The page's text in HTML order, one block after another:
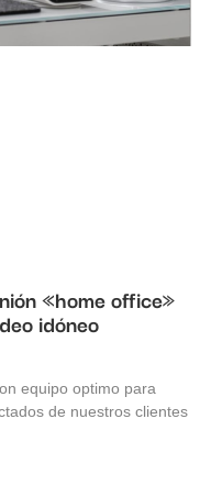
«home office»
idóneo
equipo optimo para
de nuestros clientes